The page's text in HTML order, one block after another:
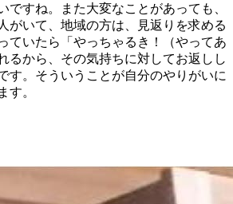
ですね。また大変なことがあっても、
がいて、地域の方は、見返りを求める
ていたら「やっちゃるき！（やってあ
るから、その気持ちに対してお返しし
す。そういうことが自分のやりがいに
す。